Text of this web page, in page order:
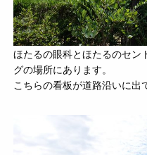
ほたるの眼科とほたるのセン
グの場所にあります。
こちらの看板が道路沿いに出